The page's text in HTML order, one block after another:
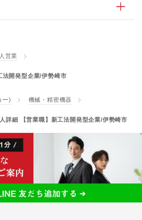
営業
法開発型企業/伊勢崎市
ー) 機械・精密機器
詳細 【営業職】新工法開発型企業/伊勢崎市